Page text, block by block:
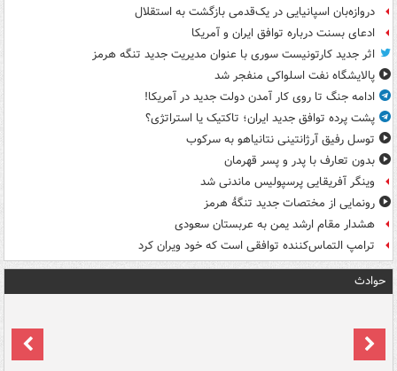
دروازه‌بان اسپانیایی در یک‌قدمی بازگشت به استقلال
ادعای بسنت درباره توافق ایران و آمریکا
اثر جدید کارتونیست سوری با عنوان مدیریت جدید تنگه هرمز
پالایشگاه نفت اسلواکی منفجر شد
ادامه جنگ تا روی کار آمدن دولت جدید در آمریکا!
پشت پرده توافق جدید ایران؛ تاکتیک یا استراتژی؟
توسل رفیق آرژانتینی نتانیاهو به سرکوب
بدون تعارف با پدر و پسر قهرمان
وینگر آفریقایی پرسپولیس ماندنی شد
رونمایی از مختصات جدید تنگۀ هرمز
هشدار مقام ارشد یمن به عربستان سعودی
ترامپ التماس‌کننده توافقی است که خود ویران کرد
حوادث